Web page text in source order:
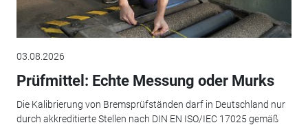
03.08.2026
Prüfmittel: Echte Messung oder Murks
Die Kalibrierung von Bremsprüfständen darf in Deutschland nur
durch akkreditierte Stellen nach DIN EN ISO/IEC 17025 gemäß